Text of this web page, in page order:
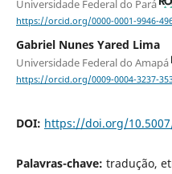
Universidade Federal do Pará
https://orcid.org/0000-0001-9946-
Gabriel Nunes Yared Lima
Universidade Federal do Amapá
https://orcid.org/0009-0004-3237-
DOI: https://doi.org/
Palavras-chave: tradução,